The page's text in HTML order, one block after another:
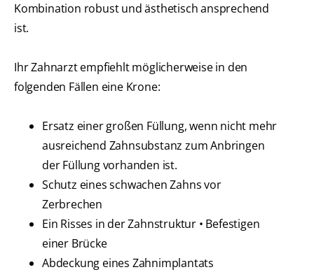
Kombination robust und ästhetisch ansprechend
ist.
Ihr Zahnarzt empfiehlt möglicherweise in den
folgenden Fällen eine Krone:
Ersatz einer großen Füllung, wenn nicht mehr
ausreichend Zahnsubstanz zum Anbringen
der Füllung vorhanden ist.
Schutz eines schwachen Zahns vor
Zerbrechen
Ein Risses in der Zahnstruktur • Befestigen
einer Brücke
Abdeckung eines Zahnimplantats